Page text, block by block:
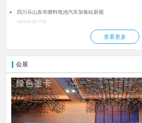
四川乐山发布燃料电池汽车加氢站新规
2024-01-30 17:02
查看更多
会展